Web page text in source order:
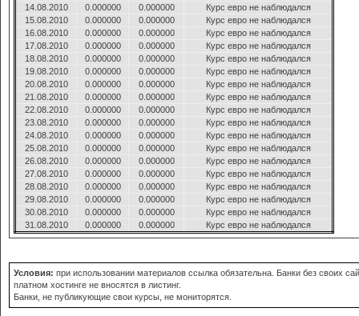
14.08.2010
0.000000 0.000000
Курс евро не наблюдался
15.08.2010
0.000000 0.000000
Курс евро не наблюдался
16.08.2010
0.000000 0.000000
Курс евро не наблюдался
17.08.2010
0.000000 0.000000
Курс евро не наблюдался
18.08.2010
0.000000 0.000000
Курс евро не наблюдался
19.08.2010
0.000000 0.000000
Курс евро не наблюдался
20.08.2010
0.000000 0.000000
Курс евро не наблюдался
21.08.2010
0.000000 0.000000
Курс евро не наблюдался
22.08.2010
0.000000 0.000000
Курс евро не наблюдался
23.08.2010
0.000000 0.000000
Курс евро не наблюдался
24.08.2010
0.000000 0.000000
Курс евро не наблюдался
25.08.2010
0.000000 0.000000
Курс евро не наблюдался
26.08.2010
0.000000 0.000000
Курс евро не наблюдался
27.08.2010
0.000000 0.000000
Курс евро не наблюдался
28.08.2010
0.000000 0.000000
Курс евро не наблюдался
29.08.2010
0.000000 0.000000
Курс евро не наблюдался
30.08.2010
0.000000 0.000000
Курс евро не наблюдался
31.08.2010
0.000000 0.000000 Курс евро не наблюдался
Условия: при использовании материалов ссылка обязательна. Банки без своих
платном хостинге не вносятся в листинг.
Банки, не публикующие свои курсы, не мониторятся.